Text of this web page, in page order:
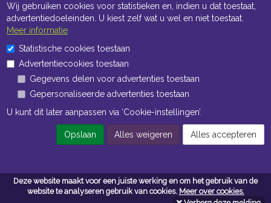
Deze website maakt voor een juiste werking en om het gebruik van de
website te analyseren gebruik van cookies. Meer over cookies.
Openingstijden Kantoor
ma t/m vr 8:30 uur tot 17:00 uur
Openingstijden Magazijn
ma t/m vr 7:00 uur tot 16:30 uur
Algemene voorwaarden
Wij gebruiken cookies voor statistieken en, indien u dat toestaat,
advertentiedoeleinden. U kiest zelf wat u wel en niet toestaat.
Meer informatie
Statistische cookies toestaan
Advertentiecookies toestaan
Gegevens delen voor advertenties toestaan
Gepersonaliseerde advertenties toestaan
U kunt dit later aanpassen via ‘Cookie-instellingen’.
Opslaan Alles weigeren Alles accepteren